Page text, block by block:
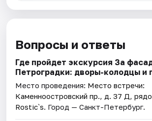
Вопросы и ответы
Где пройдет экскурсия За
Петроградки: дворы-колодцы и
Место проведения: Место встречи:
Каменноостровский пр., д. 37 Д,
Rostic`s. Город — Санкт-Петербург.